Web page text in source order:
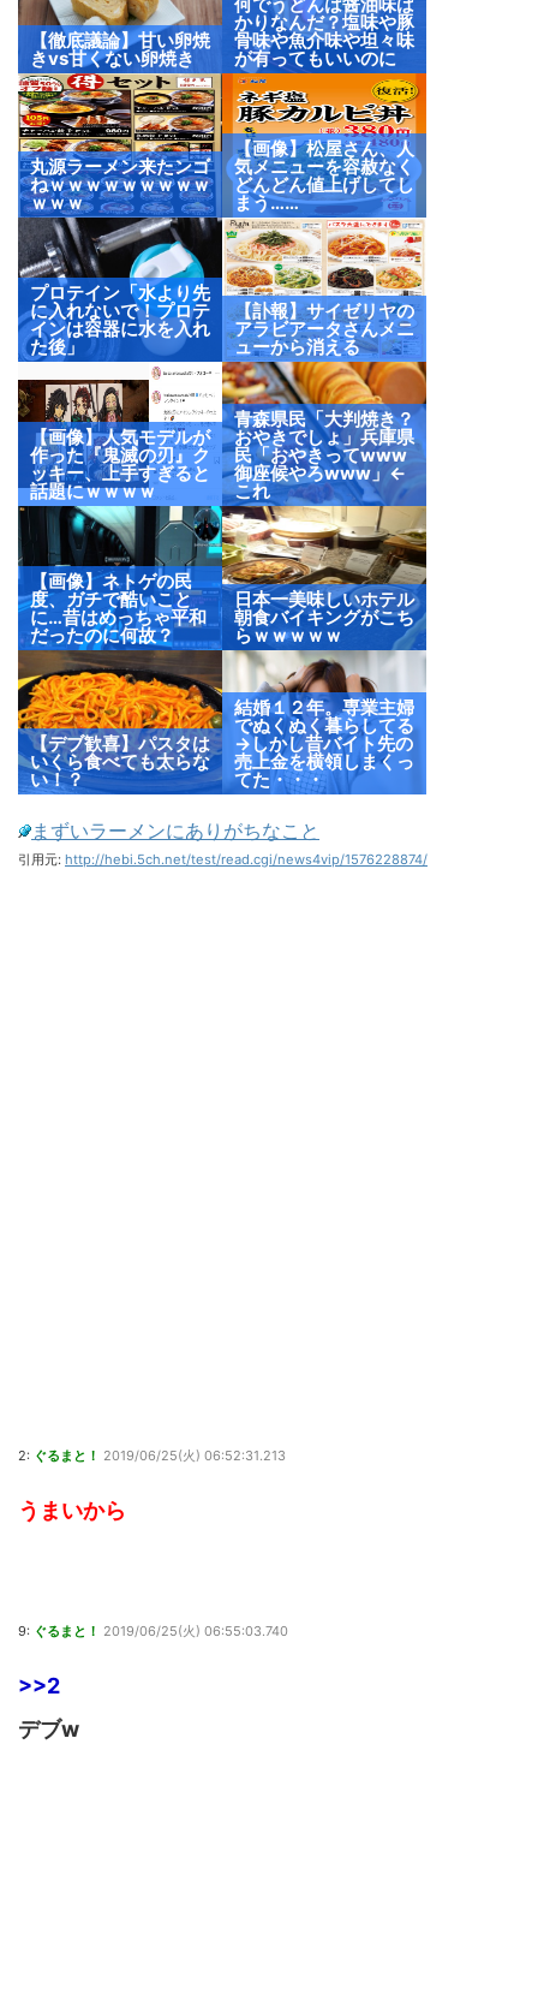
【徹底議論】甘い卵焼
きvs甘くない卵焼き
かりなんだ？塩味や豚
骨味や魚介味や坦々味
が有ってもいいのに
丸源ラーメン来たンゴ
ねｗｗｗｗｗｗｗｗｗ
ｗｗｗ
【画像】松屋さん、人
気メニューを容赦なく
どんどん値上げしてし
まう……
プロテイン「水より先
に入れないで！プロテ
インは容器に水を入れ
た後」
【訃報】サイゼリヤの
アラビアータさんメニ
ューから消える
【画像】人気モデルが
作った『鬼滅の刃』ク
ッキー、上手すぎると
話題にｗｗｗｗ
青森県民「大判焼き？
おやきでしょ」兵庫県
民「おやきってwww
御座候やろwww」←
これ
【画像】ネトゲの民
度、ガチで酷いこと
に…昔はめっちゃ平和
だったのに何故？
日本一美味しいホテル
朝食バイキングがこち
らｗｗｗｗｗ
【デブ歓喜】パスタは
いくら食べても太らな
い！？
結婚１２年。専業主婦
でぬくぬく暮らしてる
→しかし昔バイト先の
売上金を横領しまくっ
てた・・・
まずいラーメンにありがちなこと
引用元: http://hebi.5ch.net/test/read.cgi/news4vip/1576228874/
2: ぐるまと！ 2019/06/25(火) 06:52:31.213
うまいから
9: ぐるまと！ 2019/06/25(火) 06:55:03.740
>>2
デブw